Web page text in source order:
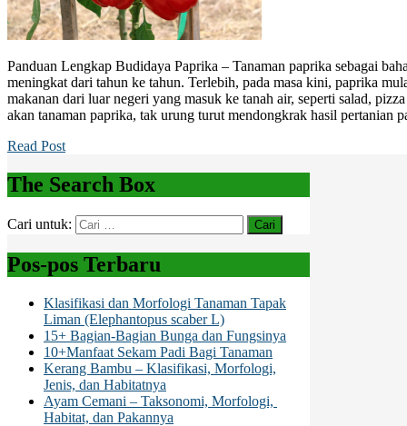
Panduan Lengkap Budidaya Paprika – Tanaman paprika sebagai
meningkat dari tahun ke tahun. Terlebih, pada masa kini, paprika
makanan dari luar negeri yang masuk ke tanah air, seperti salad,
akan tanaman paprika, tak urung turut mendongkrak hasil pertanian
Read Post
The Search Box
Cari untuk:
Pos-pos Terbaru
Klasifikasi dan Morfologi Tanaman Tapak
Liman (Elephantopus scaber L)
15+ Bagian-Bagian Bunga dan Fungsinya
10+Manfaat Sekam Padi Bagi Tanaman
Kerang Bambu – Klasifikasi, Morfologi,
Jenis, dan Habitatnya
Ayam Cemani – Taksonomi, Morfologi,
Habitat, dan Pakannya